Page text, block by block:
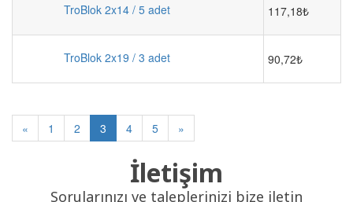
TroBlok 2x14 / 5 adet 117,18₺
TroBlok 2x19 / 3 adet 90,72₺
« 1 2 3 4 5 »
İletişim
Sorularınızı ve taleplerinizi bize iletin